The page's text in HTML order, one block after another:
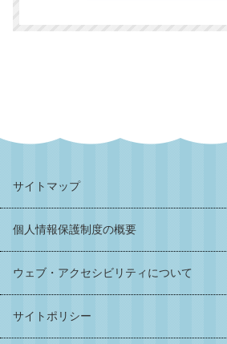
サイトマップ
個人情報保護制度の概要
ウェブ・アクセシビリティについて
サイトポリシー